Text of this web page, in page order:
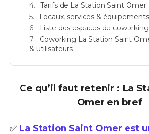
Tarifs de La Station Saint Omer
Locaux, services & équipements
Liste des espaces de
Coworking La Station Saint
& utilisateurs
Ce qu’il faut retenir : La
Omer en bref
✅ La Station Saint Omer est